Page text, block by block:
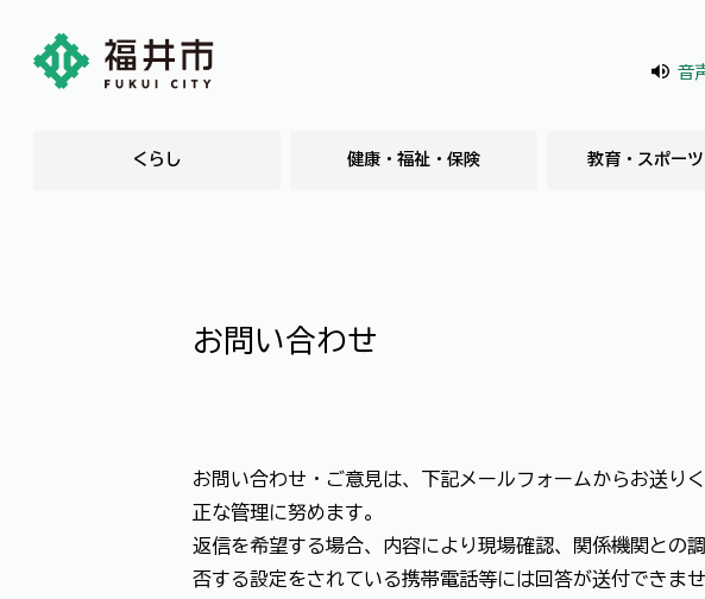
音
くらし 健康・福祉・保険 教育・スポー
お問い合わせ
お問い合わせ・ご意見は、下記メールフォームからお送り
正な管理に努めます。
返信を希望する場合、内容により現場確認、関係機関との
否する設定をされている携帯電話等には回答が送付できま